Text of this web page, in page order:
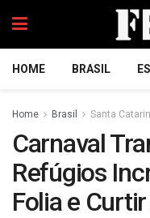
HOME BRASIL
Home Brasil Santa
Carnaval
Refúgios
Folia e